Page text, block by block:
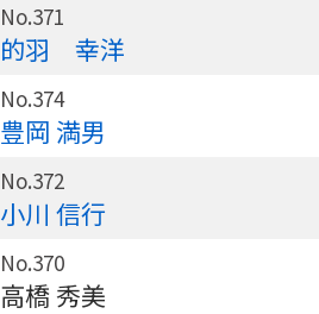
No.371
的羽 幸洋
No.374
豊岡 満男
No.372
小川 信行
No.370
高橋 秀美